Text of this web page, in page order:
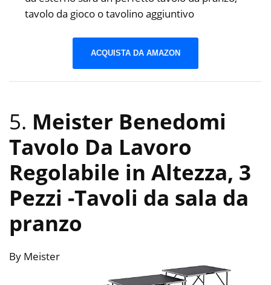
tavolo da gioco o tavolino aggiuntivo
ACQUISTA DA AMAZON
5. Meister Benedomi
Tavolo Da Lavoro
Regolabile in Altezza, 3
Pezzi -Tavoli da sala da
pranzo
By Meister